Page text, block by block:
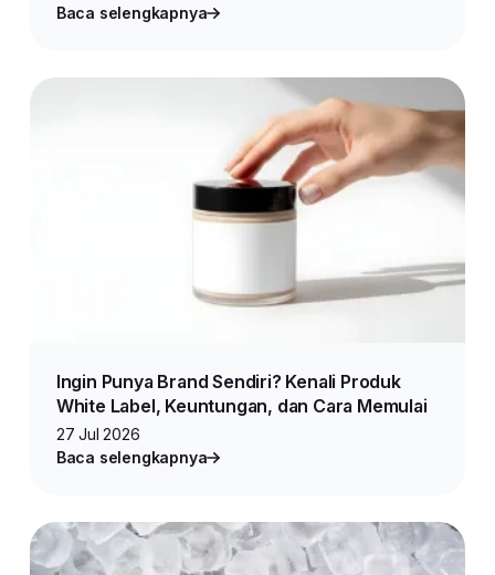
Baca selengkapnya
Ingin Punya Brand Sendiri? Kenali Produk
White Label, Keuntungan, dan Cara Memulai
27 Jul 2026
Baca selengkapnya